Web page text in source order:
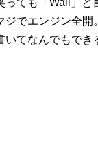
ても「Wall」
でエンジン全
いてなんでもで